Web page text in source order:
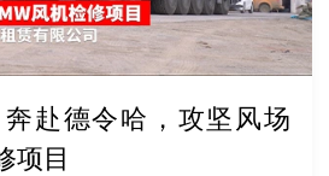
奔赴德令哈，攻坚风场
项目